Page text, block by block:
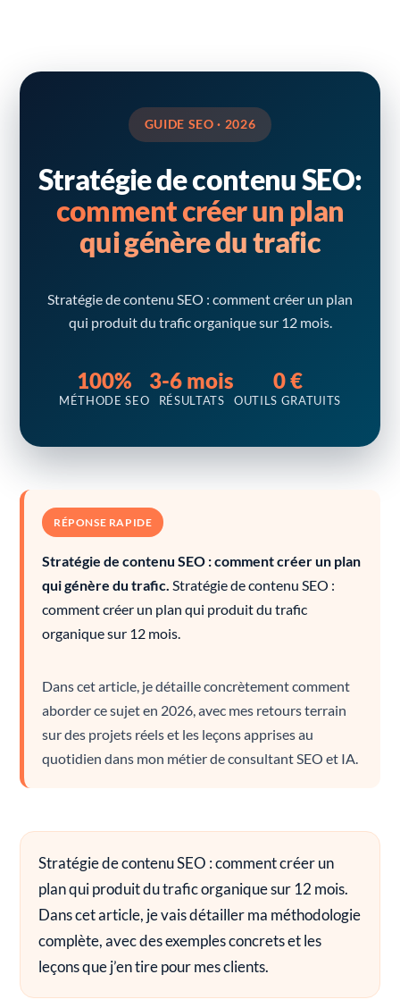
GUIDE SEO · 2026
Stratégie de contenu SEO:
comment créer un plan
qui génère du trafic
Stratégie de contenu SEO : comment créer un plan
qui produit du trafic organique sur 12 mois.
100%
MÉTHODE SEO
3-6 mois
RÉSULTATS
0 €
OUTILS GRATUITS
RÉPONSE RAPIDE
Stratégie de contenu SEO : comment créer un plan
qui génère du trafic. Stratégie de contenu SEO :
comment créer un plan qui produit du trafic
organique sur 12 mois.
Dans cet article, je détaille concrètement comment
aborder ce sujet en 2026, avec mes retours terrain
sur des projets réels et les leçons apprises au
quotidien dans mon métier de consultant SEO et IA.
Stratégie de contenu SEO : comment créer un
plan qui produit du trafic organique sur 12 mois.
Dans cet article, je vais détailler ma méthodologie
complète, avec des exemples concrets et les
leçons que j’en tire pour mes clients.